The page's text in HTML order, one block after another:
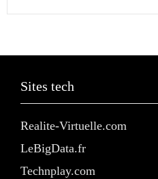
Sites tech
Realite-Virtuelle.com
LeBigData.fr
Technplay.com